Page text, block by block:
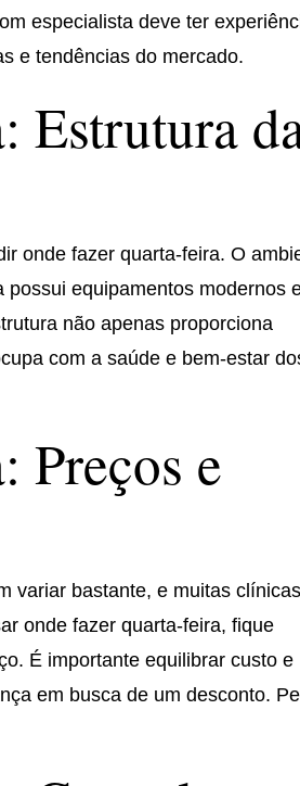
especialista deve ter
e tendências do mercado.
Estrutura
onde fazer quarta-feira. O
equipamentos modernos
não apenas proporciona
com a saúde e bem-estar
Preços e
variar bastante, e muitas clínicas
onde fazer quarta-feira, fique
É importante equilibrar custo e
em busca de um desconto.